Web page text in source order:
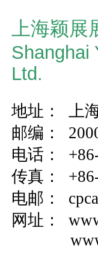
上海颖展
Shanghai
Ltd.
地址： 上
邮编：
电话：
传真：
电邮：
网址：